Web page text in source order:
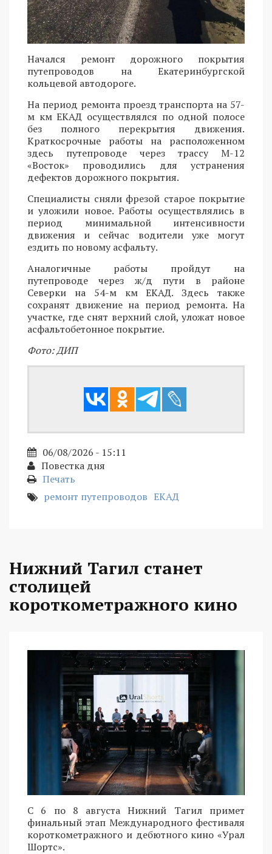
Начался ремонт дорожного покрытия
путепроводов на Екатеринбургской
кольцевой автодороге.
На период ремонта проезд транспорта на 57-
м км ЕКАД осуществлялся по одной полосе
без полного перекрытия движения.
Краткосрочные работы на расположенном
здесь путепроводе через трассу М-12
«Восток» проводились для устранения
дефектов дорожного покрытия.
Специалисты сняли фрезой старое покрытие
и уложили новое. Работы осуществлялись в
период минимальной интенсивности
движения и сейчас водители уже могут
ездить по новому асфальту.
Аналогичные работы пройдут на
путепроводе через ж/д пути в районе
Северки на 54-м км ЕКАД. Здесь также
сохранят движение на период ремонта. На
участке, где снят верхний слой, уложат новое
асфальтобетонное покрытие.
Фото: ДИП
06/08/2026 - 15:11
Повестка дня
Печать
ремонт путепроводов ЕКАД
Нижний Тагил станет
столицей
короткометражного кино
С 6 по 8 августа Нижний Тагил примет
финальный этап Международного фестиваля
короткометражного и дебютного кино «Урал
Шортс».